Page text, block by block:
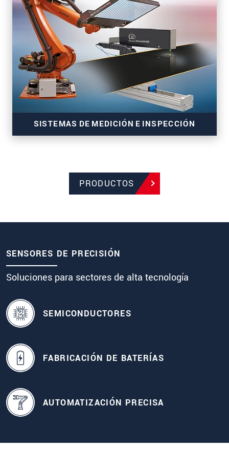
Sensores 3D para mediciones precisas en línea
SISTEMAS DE MEDICIÓN E INSPECCIÓN
Sistemas para el monitoreo de procesos de
PRODUCTOS
SENSORES DE PRECISIÓN
Soluciones para sectores de alta tecnología
SEMICONDUCTORES
FABRICACIÓN DE BATERÍAS
AUTOMATIZACIÓN PRECISA